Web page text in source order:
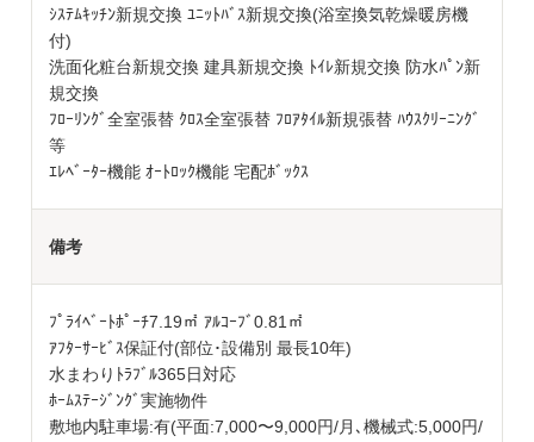
ｼｽﾃﾑｷｯﾁﾝ新規交換 ﾕﾆｯﾄﾊﾞｽ新規交換(浴室換気乾燥暖房機
付)
洗面化粧台新規交換 建具新規交換 ﾄｲﾚ新規交換 防水ﾊﾟﾝ新
規交換
ﾌﾛｰﾘﾝｸﾞ全室張替 ｸﾛｽ全室張替 ﾌﾛｱﾀｲﾙ新規張替 ﾊｳｽｸﾘｰﾆﾝｸﾞ
等
ｴﾚﾍﾞｰﾀｰ機能 ｵｰﾄﾛｯｸ機能 宅配ﾎﾞｯｸｽ
備考
ﾌﾟﾗｲﾍﾞｰﾄﾎﾟｰﾁ7.19㎡ ｱﾙｺｰﾌﾞ0.81㎡
ｱﾌﾀｰｻｰﾋﾞｽ保証付(部位･設備別 最長10年)
水まわりﾄﾗﾌﾞﾙ365日対応
ﾎｰﾑｽﾃｰｼﾞﾝｸﾞ実施物件
敷地内駐車場:有(平面:7,000〜9,000円/月､機械式:5,000円/